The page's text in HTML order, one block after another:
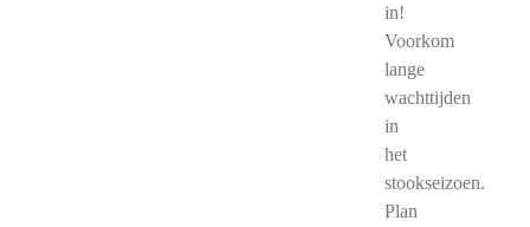
in!
Voorkom
lange
wachttijden
in
het
stookseizoen.
Plan